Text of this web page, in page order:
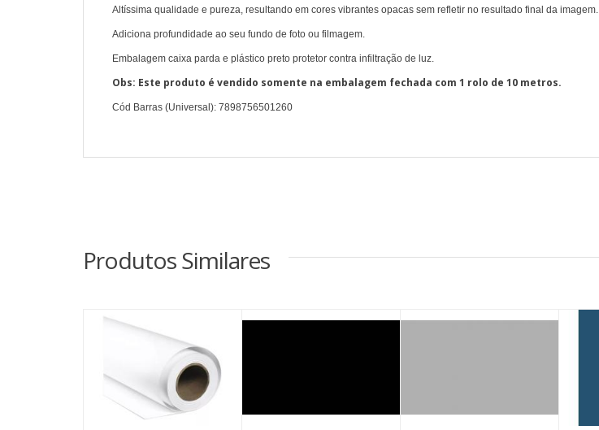
Altíssima qualidade e pureza, resultando em cores vibrantes opacas sem refletir no resultado final da imagem.
Adiciona profundidade ao seu fundo de foto ou filmagem.
Embalagem caixa parda e plástico preto protetor contra infiltração de luz.
Obs: Este produto é vendido somente na embalagem fechada com 1 rolo de 10 metros.
Cód Barras (Universal): 7898756501260
Produtos Similares